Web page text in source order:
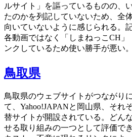
ルサイト」を謳っているものの、
たのかを列記していないため、全
向いていないように感じられる。
各動画ではなく「しまねっこCH」
ンクしているため使い勝手が悪い。
鳥取県
鳥取県のウェブサイトがつながり
て、Yahoo!JAPANと岡山県、それ
替サイトが開設されている。どん
せる取り組みの一つとして評価で